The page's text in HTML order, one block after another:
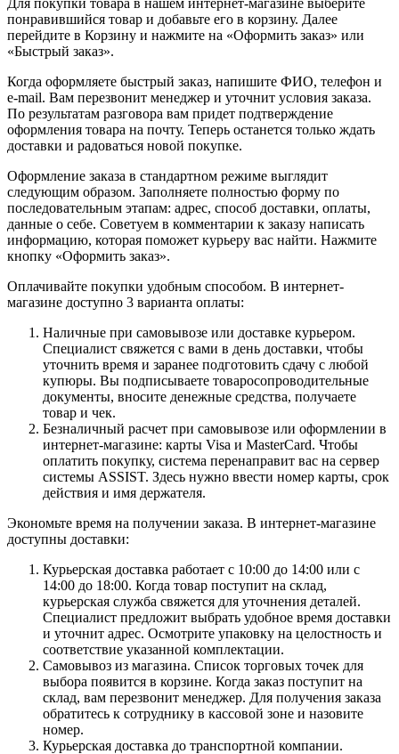
понравившийся товар и добавьте его в корзину. Далее
перейдите в Корзину и нажмите на «Оформить заказ» или
«Быстрый заказ».
Когда оформляете быстрый заказ, напишите ФИО, телефон и
e-mail. Вам перезвонит менеджер и уточнит условия заказа.
По результатам разговора вам придет подтверждение
оформления товара на почту. Теперь останется только ждать
доставки и радоваться новой покупке.
Оформление заказа в стандартном режиме выглядит
следующим образом. Заполняете полностью форму по
последовательным этапам: адрес, способ доставки, оплаты,
данные о себе. Советуем в комментарии к заказу написать
информацию, которая поможет курьеру вас найти. Нажмите
кнопку «Оформить заказ».
Оплачивайте покупки удобным способом. В интернет-
магазине доступно 3 варианта оплаты:
Наличные при самовывозе или доставке курьером.
Специалист свяжется с вами в день доставки, чтобы
уточнить время и заранее подготовить сдачу с любой
купюры. Вы подписываете товаросопроводительные
документы, вносите денежные средства, получаете
товар и чек.
Безналичный расчет при самовывозе или оформлении в
интернет-магазине: карты Visa и MasterCard. Чтобы
оплатить покупку, система перенаправит вас на сервер
системы ASSIST. Здесь нужно ввести номер карты, срок
действия и имя держателя.
Экономьте время на получении заказа. В интернет-магазине
доступны доставки:
Курьерская доставка работает с 10:00 до 14:00 или с
14:00 до 18:00. Когда товар поступит на склад,
курьерская служба свяжется для уточнения деталей.
Специалист предложит выбрать удобное время доставки
и уточнит адрес. Осмотрите упаковку на целостность и
соответствие указанной комплектации.
Самовывоз из магазина. Список торговых точек для
выбора появится в корзине. Когда заказ поступит на
склад, вам перезвонит менеджер. Для получения заказа
обратитесь к сотруднику в кассовой зоне и назовите
номер.
Курьерская доставка до транспортной компании.